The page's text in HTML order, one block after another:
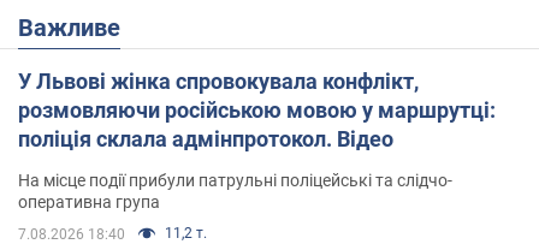
Важливе
У Львові жінка спровокувала конфлікт,
розмовляючи російською мовою у маршрутці:
поліція склала адмінпротокол. Відео
На місце події прибули патрульні поліцейські та слідчо-
оперативна група
7.08.2026 18:40 11,2 т.